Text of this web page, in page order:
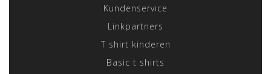
Kundenservice
Linkpartners
T shirt kinderen
Basic t shirts